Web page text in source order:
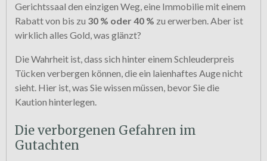
Gerichtssaal den einzigen Weg, eine Immobilie mit einem
Rabatt von bis zu 30 % oder 40 % zu erwerben. Aber ist
wirklich alles Gold, was glänzt?
Die Wahrheit ist, dass sich hinter einem Schleuderpreis
Tücken verbergen können, die ein laienhaftes Auge nicht
sieht. Hier ist, was Sie wissen müssen, bevor Sie die
Kaution hinterlegen.
Die verborgenen Gefahren im
Gutachten